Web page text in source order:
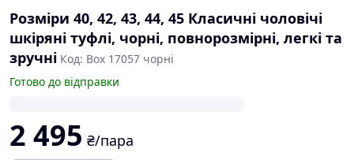
Розміри 40, 42, 43, 44, 45 Класичні чоловічі
шкіряні туфлі, чорні, повнорозмірні, легкі та
зручні Код: Box 17057 чорні
Готово до відправки
2 495 ₴/пара